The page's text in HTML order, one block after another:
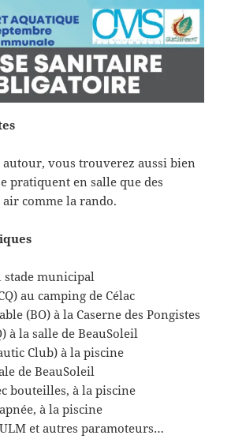
autour, vous trouverez aussi bien
pratiquent en salle que des
comme la rando.
stade municipal
au camping de Célac
(BO) à la Caserne des Pongistes
à la salle de BeauSoleil
Club) à la piscine
de BeauSoleil
bouteilles, à la piscine
à la piscine
et autres paramoteurs…